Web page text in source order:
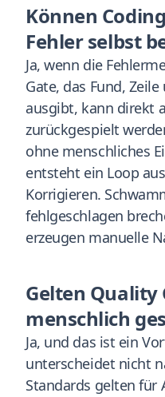
Können
Fehler selbst
Ja, wenn die
Gate, das Fund,
ausgibt, kann direkt
zurückgespielt
ohne menschliches
entsteht ein Loop
Korrigieren.
fehlgeschlagen
erzeugen manuelle
Gelten Quality
menschlich
Ja, und das ist ein
unterscheidet nicht
Standards gelten für